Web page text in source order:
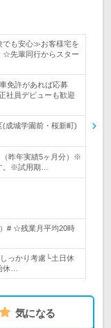
でも安心≫お客様宅を
☆先輩同行からスター
免許があれば応募
社員デビューも歓迎
(成城学園前・桜新町)
（昨年実績5ヶ月分）※
。※試用期…
# ☆残業月平均20時
っかり考慮└土日休
休…
気になる